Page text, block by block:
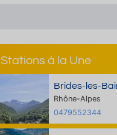
Stations à la Une
Brides-les-
Rhône-Alpes
0479552344